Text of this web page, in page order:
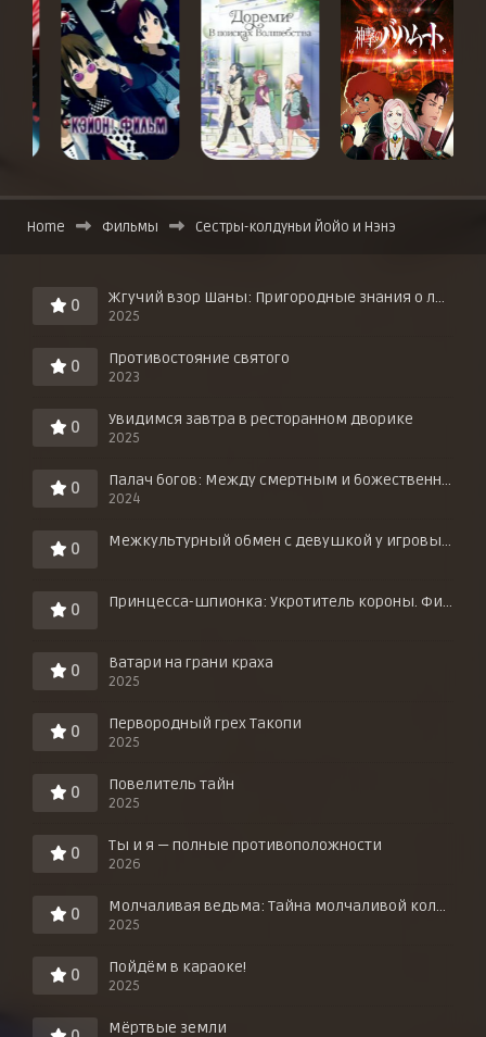
Home Фильмы Сестры-колдуньи Йойо и Нэнэ
0 Жгучий взор Шаны: Пригородные знания о любви в горячих источниках!
2025
0 Противостояние святого
2023
0 Увидимся завтра в ресторанном дворике
2025
0 Палач богов: Между смертным и божественным царством
2024
0 Межкультурный обмен с девушкой у игровых автоматов
0 Принцесса-шпионка: Укротитель короны. Фильм третий
0 Ватари на грани краха
2025
0 Первородный грех Такопи
2025
0 Повелитель тайн
2025
0 Ты и я — полные противоположности
2026
0 Молчаливая ведьма: Тайна молчаливой колдуньи
2025
0 Пойдём в караоке!
2025
Мёртвые земли